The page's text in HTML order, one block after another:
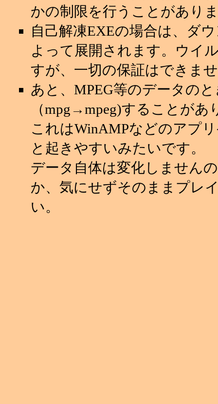
かの制限を行うことがあり
自己解凍EXEの場合は、ダ
よって展開されます。ウイ
すが、一切の保証はできま
あと、MPEG等のデータの
（mpg→mpeg)することがあ
これはWinAMPなどのアプ
と起きやすいみたいです。
データ自体は変化しません
か、気にせずそのままプレ
い。